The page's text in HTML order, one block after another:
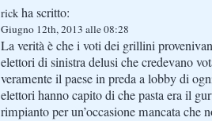
rick ha scritto:
Giugno 12th, 2013 alle 08:28
La verità è che i voti dei grillini
elettori di sinistra delusi che credevano
veramente il paese in preda a lobby di
elettori hanno capito di che pasta era il
rimpianto per un’occasione mancata che